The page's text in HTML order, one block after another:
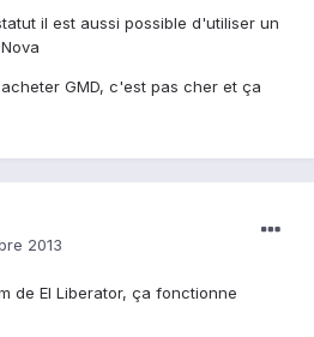
il est aussi possible d'utiliser un
GMD, c'est pas cher et ça
2013
de El Liberator, ça fonctionne